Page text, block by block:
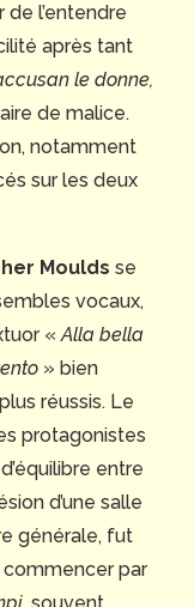
de l’entendre
après tant
le donne,
de malice.
notamment
sur les deux
Moulds se
vocaux,
«Alla bella
» bien
réussis. Le
protagonistes
entre
d’une salle
générale, fut
commencer par